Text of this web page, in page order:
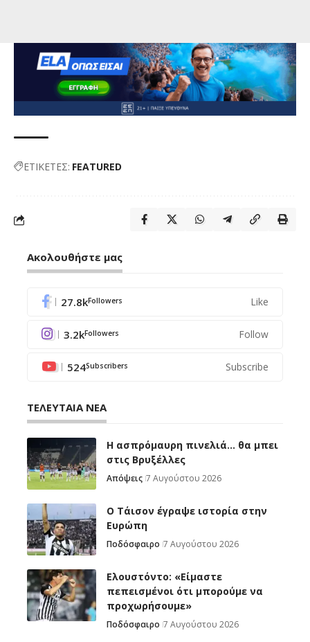
ΕΤΙΚΕΤΕΣ: FEATURED
Ακολουθήστε μας
27.8kFollowers Like
3.2kFollowers Follow
524Subscribers Subscribe
ΤΕΛΕΥΤΑΙΑ ΝΕΑ
Η ασπρόμαυρη πινελιά… θα μπει
στις Βρυξέλλες
Απόψεις 7 Αυγούστου 2026
Ο Τάισον έγραψε ιστορία στην
Ευρώπη
Ποδόσφαιρο 7 Αυγούστου 2026
Ελουστόντο: «Είμαστε
πεπεισμένοι ότι μπορούμε να
προχωρήσουμε»
Ποδόσφαιρο 7 Αυγούστου 2026